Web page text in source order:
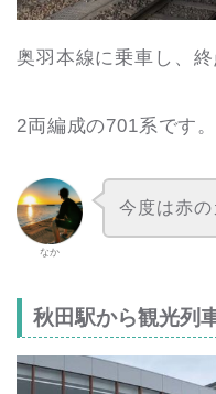
奥羽本線に乗車し、
2両編成の701系です。
なか
今度は赤の
秋田駅から観光列